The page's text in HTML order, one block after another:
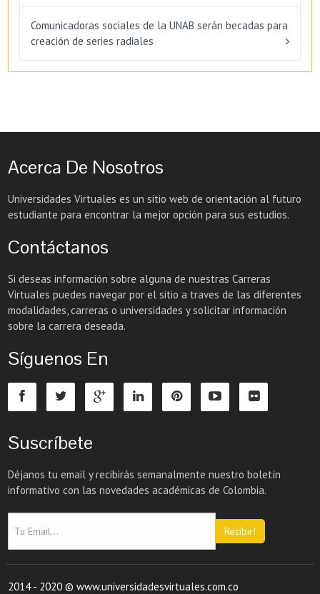
Comunicadoras sociales de la UNAB serán becadas para
creación de series radiales
Acerca De Nosotros
Universidades Virtuales es un sitio web de orientación al futuro
estudiante para encontrar la mejor opción para sus estudios.
Contáctanos
Si deseas información sobre alguna de nuestras Carreras
Virtuales puedes navegar por el sitio a traves de las diferentes
modalidades, carreras o universidades y solicitar información
sobre la carrera deseada.
Síguenos En
Suscríbete
Déjanos tu email y recibirás semanalmente nuestro boletín
informativo con las novedades académicas de Colombia.
Recibir!
2014 - 2020 © www.universidadesvirtuales.com.co